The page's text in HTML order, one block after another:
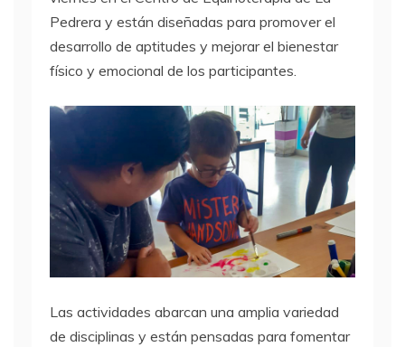
Pedrera y están diseñadas para promover el
desarrollo de aptitudes y mejorar el bienestar
físico y emocional de los participantes.
Las actividades abarcan una amplia variedad
de disciplinas y están pensadas para fomentar